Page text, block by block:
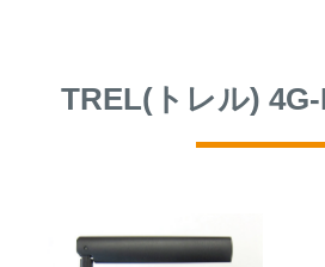
TREL(トレル)